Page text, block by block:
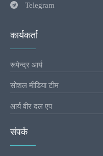
Telegram
कार्यकर्ता
रूपेन्द्र आर्य
सोशल मीडिया टीम
आर्य वीर दल एप
संपर्क